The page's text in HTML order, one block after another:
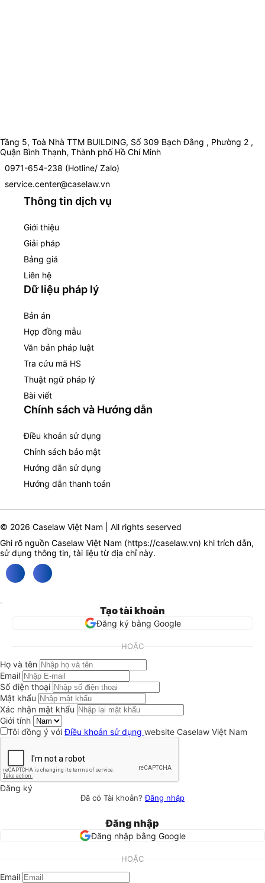
Tầng 5, Toà Nhà TTM BUILDING, Số 309 Bạch Đằng , Phường 2 ,
Quận Bình Thạnh, Thành phố Hồ Chí Minh
0971-654-238 (Hotline/ Zalo)
service.center@caselaw.vn
Thông tin dịch vụ
Giới thiệu
Giải pháp
Bảng giá
Liên hệ
Dữ liệu pháp lý
Bản án
Hợp đồng mẫu
Văn bản pháp luật
Tra cứu mã HS
Thuật ngữ pháp lý
Bài viết
Chính sách và Hướng dẫn
Điều khoản sử dụng
Chính sách bảo mật
Hướng dẫn sử dụng
Hướng dẫn thanh toán
© 2026 Caselaw Việt Nam | All rights seserved
Ghi rõ nguồn Caselaw Việt Nam (https://caselaw.vn) khi trích dẫn,
sử dụng thông tin, tài liệu từ địa chỉ này.
Tạo tài khoản
Đăng ký bằng Google
HOẶC
Họ và tên
Email
Số điện thoại
Mật khẩu
Xác nhận mật khẩu
Giới tính
Tôi đồng ý vớiĐiều khoản sử dụng website Caselaw Việt Nam
Đăng ký
Đã có Tài khoản?Đăng nhập
Đăng nhập
Đăng nhập bằng Google
HOẶC
Email